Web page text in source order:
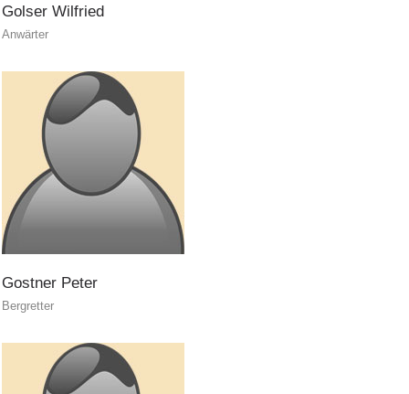
NEWS
Golser Wilfried
Anwärter
Gostner Peter
Bergretter